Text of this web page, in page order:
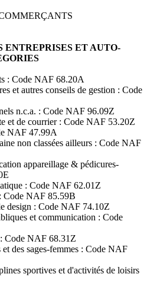
ENTREPRISES ET AUTO-
: Code NAF 68.20A
et autres conseils de gestion : Code
n.c.a. : Code NAF 96.09Z
et de courrier : Code NAF 53.20Z
NAF 47.99A
non classées ailleurs : Code NAF
appareillage & pédicures-
: Code NAF 62.01Z
Code NAF 85.59B
design : Code NAF 74.10Z
et communication : Code
Code NAF 68.31Z
des sages-femmes : Code NAF
sportives et d'activités de loisirs